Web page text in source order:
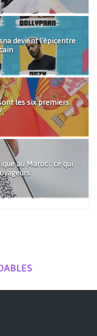
devient l'épicentre
les six premiers
au Maroc : ce qui